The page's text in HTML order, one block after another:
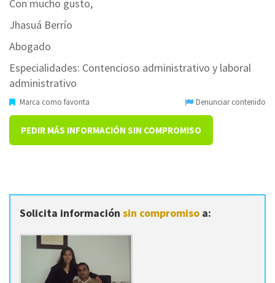
Con mucho gusto,
Jhasuá Berrío
Abogado
Especialidades: Contencioso administrativo y laboral
administrativo
Marca como favorita Denunciar contenido
PEDIR MÁS INFORMACIÓN SIN COMPROMISO
Solicita información sin compromiso a: